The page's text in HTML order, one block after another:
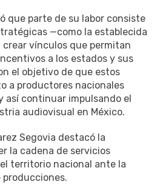
que parte de su labor consiste
—como la establecida
crear vínculos que permitan
a los estados y sus
el objetivo de que estos
a productores nacionales
así continuar impulsando el
audiovisual en México.
Segovia destacó la
la cadena de servicios
territorio nacional ante la